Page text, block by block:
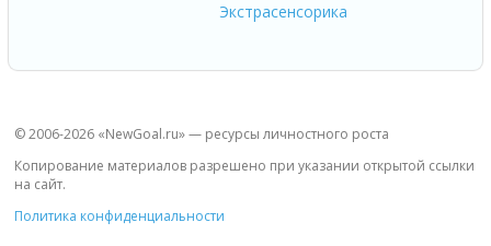
Экстрасенсорика
© 2006-2026 «NewGoal.ru» — ресурсы личностного роста
Копирование материалов разрешено при указании открытой ссылки
на сайт.
Политика конфиденциальности